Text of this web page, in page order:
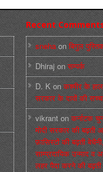
Recent
snehaonबिगुल
Dhirajon सम्पर्क
D. K onकश्मीर के
सरकार के दावों की
vikrantonकर्नाटक
मोदी सरकार की बढ़ती
फ़ासिस्टों की बढ़ती बेचैनी,
साम्प्रदायिक उन्माद व
लहर पैदा करने की